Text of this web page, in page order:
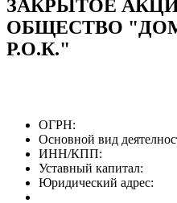
ЗАКРЫТОЕ
ОБЩЕСТВО
Р.О.К."
ОГРН:
Основной вид
ИНН/КПП:
Уставный капитал:
Юридический адрес: